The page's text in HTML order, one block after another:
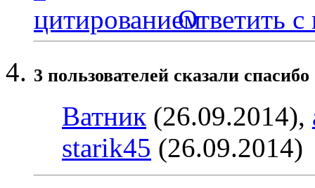
Ответить с
3 пользователей сказали
Ватник (26.09.2014),
starik45 (26.09.2014)